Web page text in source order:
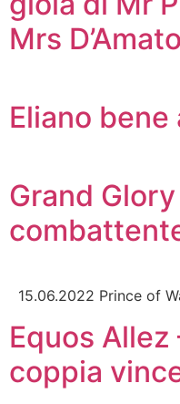
Mrs D’Amato
Eliano bene
Grand
15.06.2022 Prince of
Equos Allez
coppia